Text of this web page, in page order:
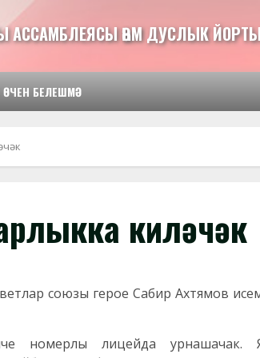
АССАМБЛЕЯСЫ ҺӘМ ДУСЛЫК
ӨЧЕН БЕЛЕШМӘ
киләчәк
союзы герое Сабир Ахтямов
номерлы лицейда урнашачак.